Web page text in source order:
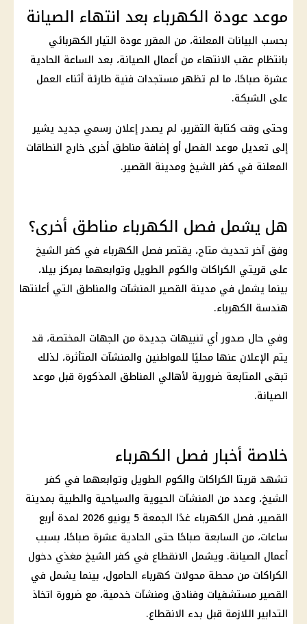
موعد عودة الكهرباء بعد انتهاء الصيانة
بحسب البيانات المعلنة، من المقرر عودة التيار الكهربائي
بانتظام عقب الانتهاء من أعمال الصيانة، بعد الساعة الحادية
عشرة صباحًا، ما لم تظهر مستجدات فنية طارئة أثناء العمل
على الشبكة.
وحتى وقت كتابة التقرير، لم يصدر إعلان رسمي جديد يشير
إلى تعديل موعد الفصل أو إضافة مناطق أخرى خارج النطاقات
المعلنة في كفر الشيخ ومدينة القصير.
هل يشمل فصل الكهرباء مناطق أخرى؟
وفق آخر تحديث متاح، يقتصرفصل الكهرباء في كفر الشيخ
على قريتي الكراكات والكوم الطويل وتوابعهما بمركز بيلا،
بينما يشمل في مدينة القصير المنشآت والمناطق التي أعلنتها
هندسة الكهرباء.
وفي حال صدور أي تنبيهات جديدة من الجهات المختصة، قد
يتم الإعلان عنها محليًا للمواطنين والمنشآت المتأثرة، لذلك
تبقى المتابعة ضرورية لأهالي المناطق المذكورة قبل موعد
الصيانة.
خلاصة أخبار فصل الكهرباء
تشهد قريتا الكراكات والكوم الطويل وتوابعهما في كفر
الشيخ، وعدد من المنشآت الحيوية والسياحية والطبية بمدينة
القصير، فصل الكهرباء
غدًا الجمعة 5 يونيو 2026 لمدة أربع
ساعات، من السابعة صباحًا حتى الحادية عشرة صباحًا، بسبب
أعمال الصيانة. ويشمل الانقطاع في كفر الشيخ مغذي دخول
الكراكات من محطة محولات كهرباء الحامول، بينما يشمل في
القصير مستشفيات وفنادق ومنشآت خدمية، مع ضرورة اتخاذ
التدابير اللازمة قبل بدء الانقطاع.